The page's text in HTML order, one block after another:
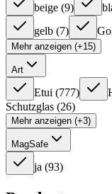
beige (9)
gelb (7)
Mehr anzeigen (+15)
Art
Etui (777)
Schutzglas (26)
Mehr anzeigen (+3)
MagSafe
ja (93)